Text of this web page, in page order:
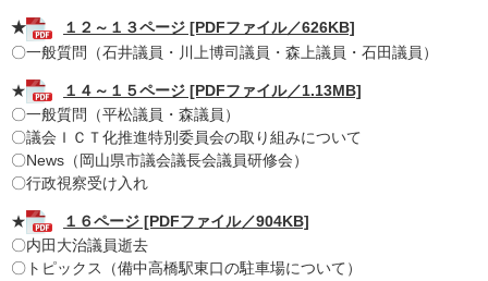
★
１２～１３ページ [PDFファイル／626KB]
〇一般質問（石井議員・川上博司議員・森上議員・石田議員）
★
１４～１５ページ [PDFファイル／1.13MB]
〇一般質問（平松議員・森議員）
〇議会ＩＣＴ化推進特別委員会の取り組みについて
〇News（岡山県市議会議長会議員研修会）
〇行政視察受け入れ
★
１６ページ [PDFファイル／904KB]
〇内田大治議員逝去
〇トピックス（備中高橋駅東口の駐車場について）